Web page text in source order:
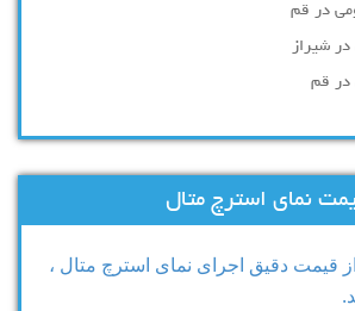
در قم
شیراز
در قم
نمای استرچ متال
قیمت دقیق اجرای نمای استرچ متال ،